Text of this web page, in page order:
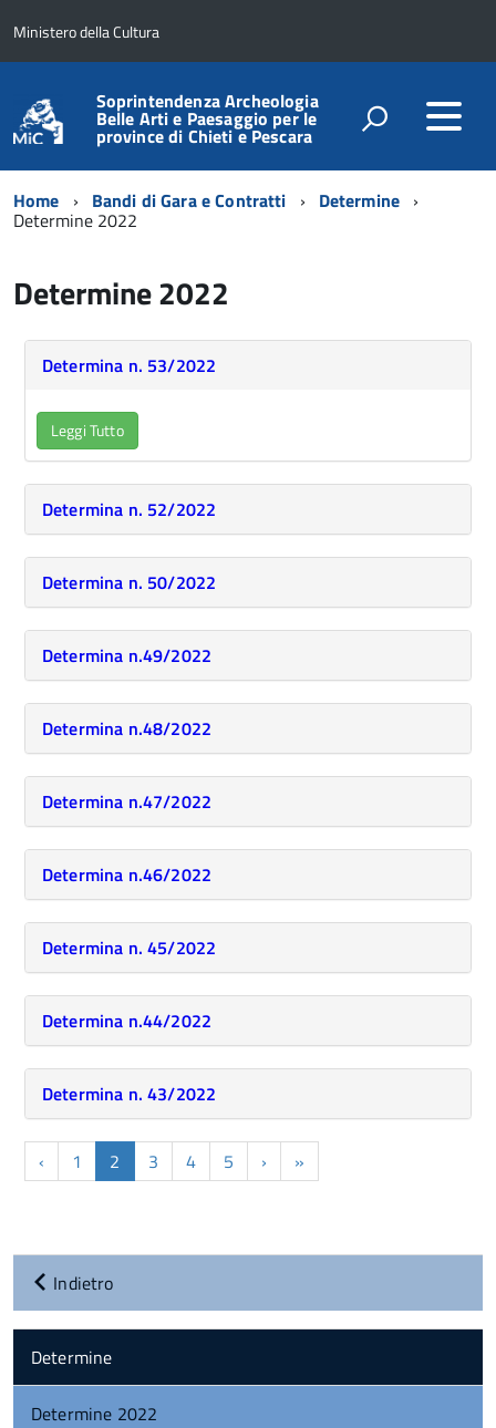
Ministero della Cultura
Soprintendenza Archeologia
Belle Arti e Paesaggio per le
province di Chieti e Pescara
Home Bandi di Gara e Contratti Determine
Determine 2022
Determine 2022
Determina n. 53/2022
Leggi Tutto
Determina n. 52/2022
Determina n. 50/2022
Determina n.49/2022
Determina n.48/2022
Determina n.47/2022
Determina n.46/2022
Determina n. 45/2022
Determina n.44/2022
Determina n. 43/2022
‹ 1 2 3 4 5 › »
Indietro
Determine
Determine 2022